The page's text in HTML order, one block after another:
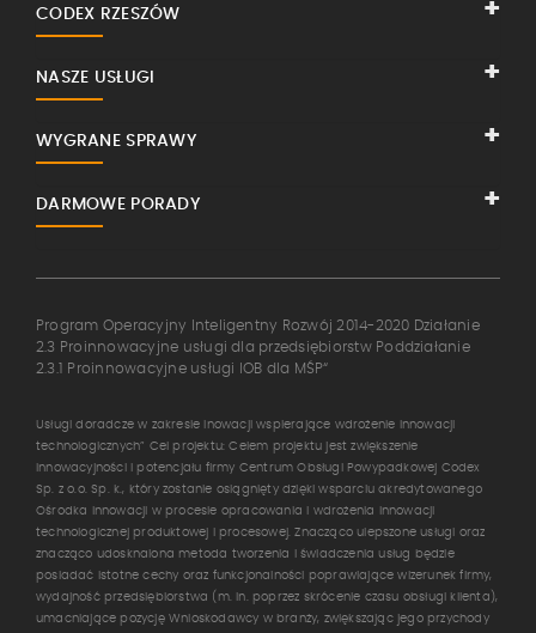
CODEX RZESZÓW
NASZE USŁUGI
WYGRANE SPRAWY
DARMOWE PORADY
Program Operacyjny Inteligentny Rozwój 2014-2020 Działanie
2.3 Proinnowacyjne usługi dla przedsiębiorstw Poddziałanie
2.3.1 Proinnowacyjne usługi IOB dla MŚP“
Usługi doradcze w zakresie inowacji wspierające wdrożenie innowacji
technologicznych” Cel projektu: Celem projektu jest zwiększenie
innowacyjności i potencjału firmy Centrum Obsługi Powypadkowej Codex
Sp. z o.o. Sp. k., który zostanie osiągnięty dzięki wsparciu akredytowanego
Ośrodka Innowacji w procesie opracowania i wdrożenia innowacji
technologicznej produktowej i procesowej. Znacząco ulepszone usługi oraz
znacząco udosknalona metoda tworzenia i świadczenia usług będzie
posiadać istotne cechy oraz funkcjonalności poprawiające wizerunek firmy,
wydajność przedsiębiorstwa (m. in. poprzez skrócenie czasu obsługi klienta),
umacniające pozycję Wnioskodawcy w branży, zwiększając jego przychody